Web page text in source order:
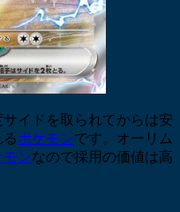
イドを取られてからは安
ポケモンです。オーリム
モンなので採用の価値は高